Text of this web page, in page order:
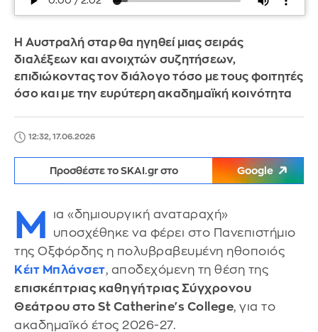
Η Αυστραλή σταρ θα ηγηθεί μιας σειράς
διαλέξεων και ανοιχτών συζητήσεων,
επιδιώκοντας τον διάλογο τόσο με τους φοιτητές
όσο και με την ευρύτερη ακαδημαϊκή κοινότητα
12:32, 17.06.2026
Προσθέστε το SKAI.gr στο Google
Μ
ια «δημιουργική αναταραχή»
υποσχέθηκε να φέρει στο Πανεπιστήμιο
της Οξφόρδης η πολυβραβευμένη ηθοποιός
Κέιτ Μπλάνσετ, αποδεχόμενη τη θέση της
επισκέπτριας καθηγήτριας Σύγχρονου
Θεάτρου στο St Catherine's College, για το
ακαδημαϊκό έτος 2026-27.